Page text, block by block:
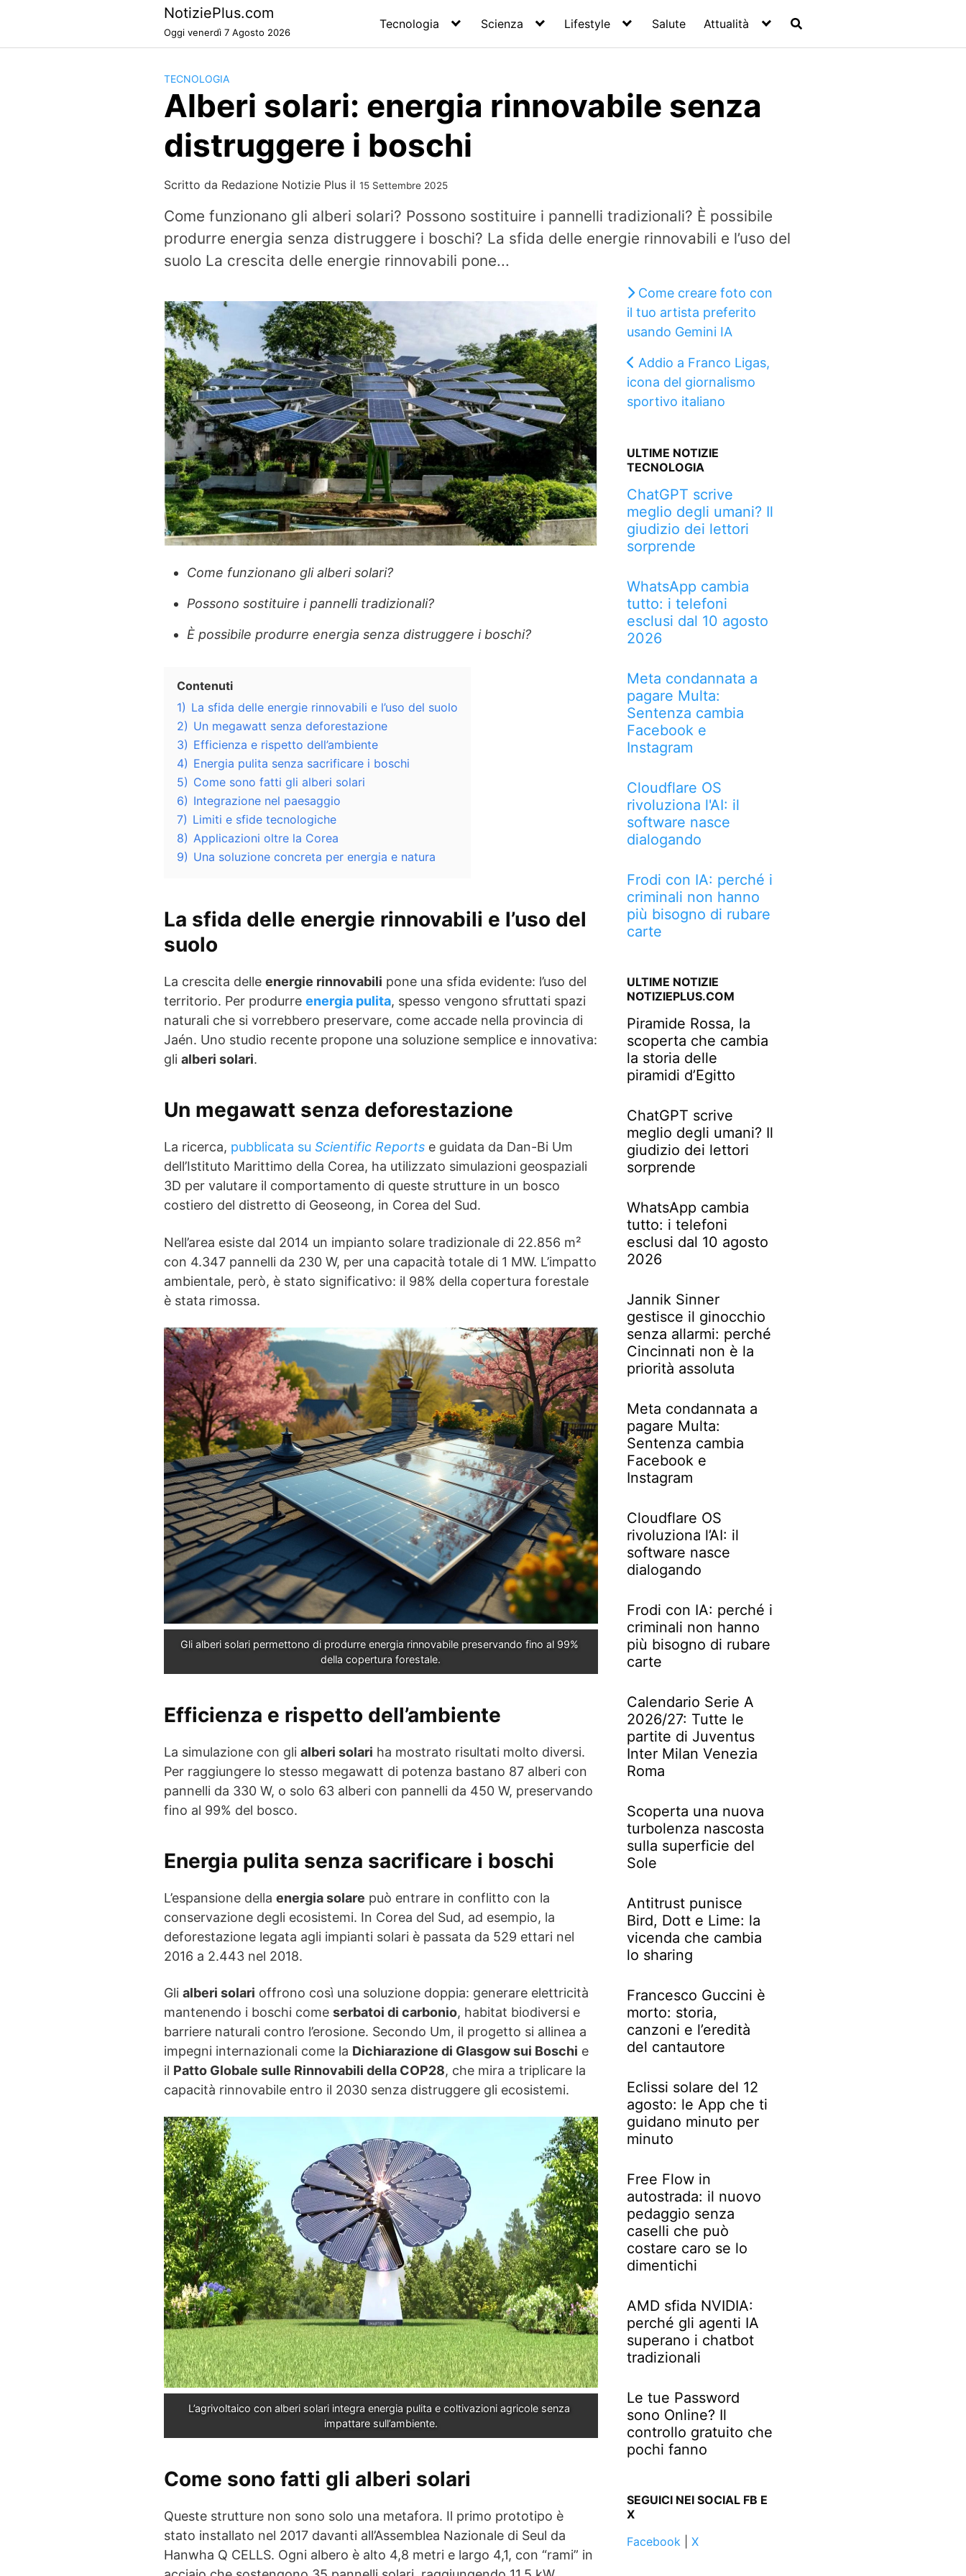
NotiziePlus.com
Oggi venerdì 7 Agosto 2026
Tecnologia Scienza Lifestyle Salute Attualità
TECNOLOGIA
Alberi solari: energia rinnovabile senza
distruggere i boschi
Scritto da Redazione Notizie Plus il 15 Settembre 2025
Come funzionano gli alberi solari? Possono sostituire i pannelli tradizionali? È possibile
produrre energia senza distruggere i boschi? La sfida delle energie rinnovabili e l’uso del
suolo La crescita delle energie rinnovabili pone...
Come funzionano gli alberi solari?
Possono sostituire i pannelli tradizionali?
È possibile produrre energia senza distruggere i boschi?
Contenuti
1) La sfida delle energie rinnovabili e l’uso del suolo
2) Un megawatt senza deforestazione
3) Efficienza e rispetto dell’ambiente
4) Energia pulita senza sacrificare i boschi
5) Come sono fatti gli alberi solari
6) Integrazione nel paesaggio
7) Limiti e sfide tecnologiche
8) Applicazioni oltre la Corea
9) Una soluzione concreta per energia e natura
La sfida delle energie rinnovabili e l’uso del
suolo
La crescita delle energie rinnovabili pone una sfida evidente: l’uso del
territorio. Per produrre energia pulita, spesso vengono sfruttati spazi
naturali che si vorrebbero preservare, come accade nella provincia di
Jaén. Uno studio recente propone una soluzione semplice e innovativa:
gli alberi solari.
Un megawatt senza deforestazione
La ricerca, pubblicata su Scientific Reports e guidata da Dan-Bi Um
dell’Istituto Marittimo della Corea, ha utilizzato simulazioni geospaziali
3D per valutare il comportamento di queste strutture in un bosco
costiero del distretto di Geoseong, in Corea del Sud.
Nell’area esiste dal 2014 un impianto solare tradizionale di 22.856 m²
con 4.347 pannelli da 230 W, per una capacità totale di 1 MW. L’impatto
ambientale, però, è stato significativo: il 98% della copertura forestale
è stata rimossa.
Gli alberi solari permettono di produrre energia rinnovabile preservando fino al 99%
della copertura forestale.
Efficienza e rispetto dell’ambiente
La simulazione con gli alberi solari ha mostrato risultati molto diversi.
Per raggiungere lo stesso megawatt di potenza bastano 87 alberi con
pannelli da 330 W, o solo 63 alberi con pannelli da 450 W, preservando
fino al 99% del bosco.
Energia pulita senza sacrificare i boschi
L’espansione della energia solare può entrare in conflitto con la
conservazione degli ecosistemi. In Corea del Sud, ad esempio, la
deforestazione legata agli impianti solari è passata da 529 ettari nel
2016 a 2.443 nel 2018.
Gli alberi solari offrono così una soluzione doppia: generare elettricità
mantenendo i boschi come serbatoi di carbonio, habitat biodiversi e
barriere naturali contro l’erosione. Secondo Um, il progetto si allinea a
impegni internazionali come la Dichiarazione di Glasgow sui Boschi e
il Patto Globale sulle Rinnovabili della COP28, che mira a triplicare la
capacità rinnovabile entro il 2030 senza distruggere gli ecosistemi.
L’agrivoltaico con alberi solari integra energia pulita e coltivazioni agricole senza
impattare sull’ambiente.
Come sono fatti gli alberi solari
Queste strutture non sono solo una metafora. Il primo prototipo è
stato installato nel 2017 davanti all’Assemblea Nazionale di Seul da
Hanwha Q CELLS. Ogni albero è alto 4,8 metri e largo 4,1, con “rami” in
Come creare foto con
il tuo artista preferito
usando Gemini IA
Addio a Franco Ligas,
icona del giornalismo
sportivo italiano
ULTIME NOTIZIE
TECNOLOGIA
ChatGPT scrive
meglio degli umani? Il
giudizio dei lettori
sorprende
WhatsApp cambia
tutto: i telefoni
esclusi dal 10 agosto
2026
Meta condannata a
pagare Multa:
Sentenza cambia
Facebook e
Instagram
Cloudflare OS
rivoluziona l'AI: il
software nasce
dialogando
Frodi con IA: perché i
criminali non hanno
più bisogno di rubare
carte
ULTIME NOTIZIE
NOTIZIEPLUS.COM
Piramide Rossa, la
scoperta che cambia
la storia delle
piramidi d’Egitto
ChatGPT scrive
meglio degli umani? Il
giudizio dei lettori
sorprende
WhatsApp cambia
tutto: i telefoni
esclusi dal 10 agosto
2026
Jannik Sinner
gestisce il ginocchio
senza allarmi: perché
Cincinnati non è la
priorità assoluta
Meta condannata a
pagare Multa:
Sentenza cambia
Facebook e
Instagram
Cloudflare OS
rivoluziona l’AI: il
software nasce
dialogando
Frodi con IA: perché i
criminali non hanno
più bisogno di rubare
carte
Calendario Serie A
2026/27: Tutte le
partite di Juventus
Inter Milan Venezia
Roma
Scoperta una nuova
turbolenza nascosta
sulla superficie del
Sole
Antitrust punisce
Bird, Dott e Lime: la
vicenda che cambia
lo sharing
Francesco Guccini è
morto: storia,
canzoni e l’eredità
del cantautore
Eclissi solare del 12
agosto: le App che ti
guidano minuto per
minuto
Free Flow in
autostrada: il nuovo
pedaggio senza
caselli che può
costare caro se lo
dimentichi
AMD sfida NVIDIA:
perché gli agenti IA
superano i chatbot
tradizionali
Le tue Password
sono Online? Il
controllo gratuito che
pochi fanno
SEGUICI NEI SOCIAL FB E
X
Facebook| X